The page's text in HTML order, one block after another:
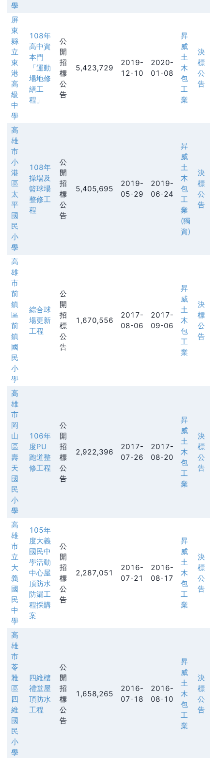
學
屏
東
縣
立
東
港
高
級
中
學
108年
高中資
本門
「運動
場地修
繕工
程」
公
開
招
標
公
告
5,423,729
2019-
12-10
2020-
01-08
昇
威
土
木
包
工
業
決
標
公
告
高
雄
市
小
港
區
太
平
國
民
小
學
108年
操場及
籃球場
整修工
程
公
開
招
標
公
告
5,405,695
2019-
05-29
2019-
06-24
昇
威
土
木
包
工
業
(獨
資)
決
標
公
告
高
雄
市
前
鎮
區
前
鎮
國
民
小
學
綜合球
場更新
工程
公
開
招
標
公
告
1,670,556
2017-
08-06
2017-
09-06
昇
威
土
木
包
工
業
決
標
公
告
高
雄
市
岡
山
區
壽
天
國
民
小
學
106年
度PU
跑道整
修工程
公
開
招
標
公
告
2,922,396
2017-
07-26
2017-
08-20
昇
威
土
木
包
工
業
決
標
公
告
高
雄
市
立
大
義
國
民
中
學
105年
度大義
國民中
學活動
中心屋
頂防水
防漏工
程採購
案
公
開
招
標
公
告
2,287,051
2016-
07-21
2016-
08-17
昇
威
土
木
包
工
業
決
標
公
告
高
雄
市
苓
雅
區
四
維
國
民
小
學
四維樓
禮堂屋
頂防水
工程
公
開
招
標
公
告
1,658,265
2016-
07-18
2016-
08-10
昇
威
土
木
包
工
業
決
標
公
告